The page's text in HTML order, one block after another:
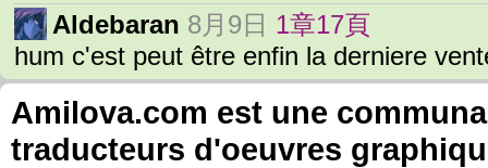
Aldebaran 8月9日 1章17頁
hum c'est peut être enfin la derniere
Amilova.com est une
traducteurs d'oeuvres